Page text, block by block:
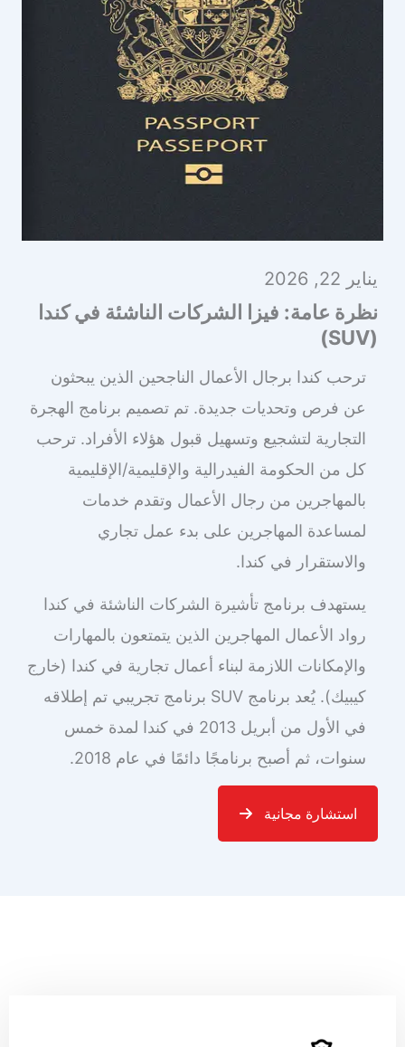
يناير 22, 2026
نظرة عامة: فيزا الشركات الناشئة في كندا
(SUV)
ترحب كندا برجال الأعمال الناجحين الذين يبحثون
عن فرص وتحديات جديدة. تم تصميم برنامج الهجرة
التجارية لتشجيع وتسهيل قبول هؤلاء الأفراد. ترحب
كل من الحكومة الفيدرالية والإقليمية/الإقليمية
بالمهاجرين من رجال الأعمال وتقدم خدمات
لمساعدة المهاجرين على بدء عمل تجاري
والاستقرار في كندا.
يستهدف برنامج تأشيرة الشركات الناشئة في كندا
رواد الأعمال المهاجرين الذين يتمتعون بالمهارات
والإمكانات اللازمة لبناء أعمال تجارية في كندا (خارج
كيبيك). يُعد برنامج SUV برنامج تجريبي تم إطلاقه
في الأول من أبريل 2013 في كندا لمدة خمس
سنوات، ثم أصبح برنامجًا دائمًا في عام 2018.
استشارة مجانية